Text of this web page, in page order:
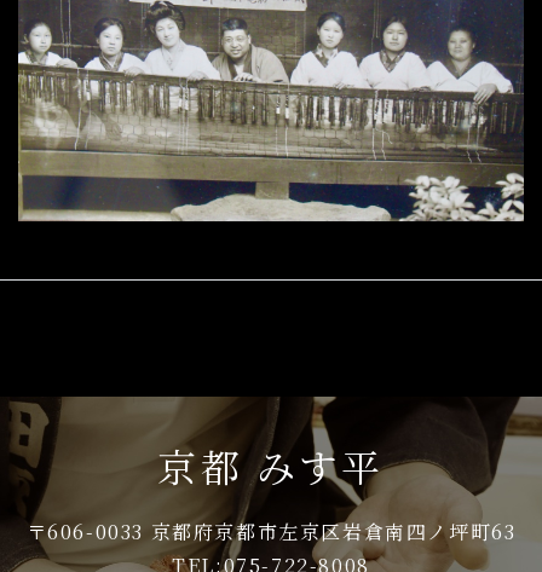
京都 みす平
〒606-0033 京都府京都市左京区岩倉南四ノ坪町63
TEL:075-722-8008